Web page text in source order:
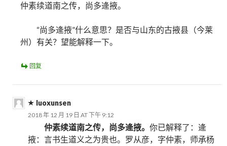
仲素续道南之传，尚多逄掖。
“尚多逄掖”什么意思？是否与山东的古掖县（今莱
州）有关？望能解释一下。
回复
luoxunsen
2018 年 12 月 19 日 AT 下午 9:12
仲素续道南之传，尚多逄掖。 你已解释了：逄
掖：言书生道义之为贵也。罗从彦，字仲素，师承杨